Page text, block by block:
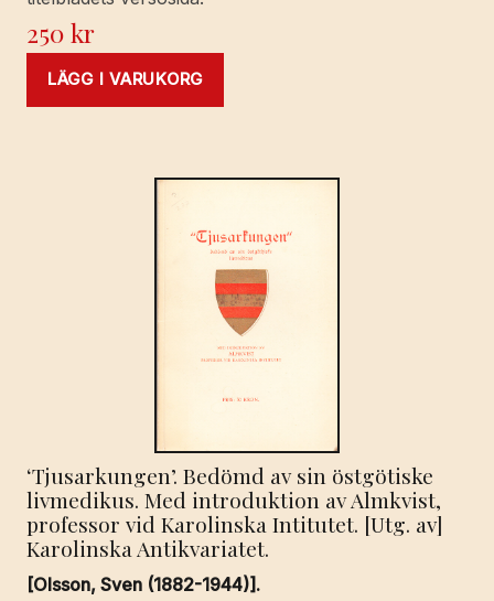
250kr
LÄGG I VARUKORG
‘Tjusarkungen’. Bedömd av sin östgötiske
livmedikus. Med introduktion av Almkvist,
professor vid Karolinska Intitutet. [Utg. av]
Karolinska Antikvariatet.
[Olsson, Sven (1882-1944)].